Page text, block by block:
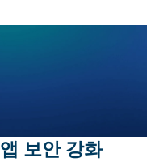
앱 보안 강화